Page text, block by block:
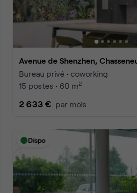
Avenue de Shenzhen,
Bureau privé • coworking
15 postes • 60 m2
2 633 € par mois
Dispo